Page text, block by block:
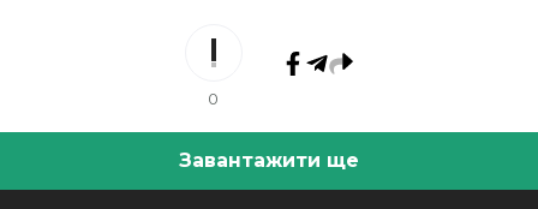
0
Завантажити ще